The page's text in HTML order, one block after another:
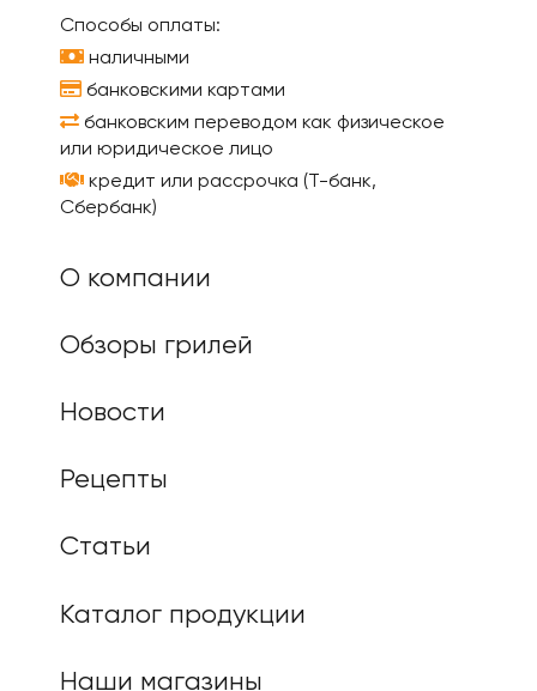
Способы оплаты:
наличными
банковскими картами
банковским переводом как физическое
или юридическое лицо
кредит или рассрочка (Т-банк,
Сбербанк)
О компании
Обзоры грилей
Новости
Рецепты
Статьи
Каталог продукции
Наши магазины